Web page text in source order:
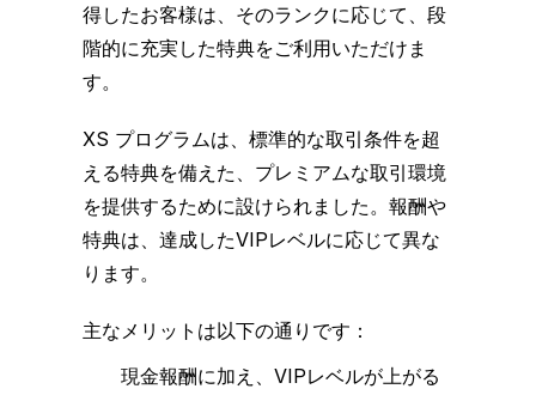
得したお客様は、そのランクに応じて、段
階的に充実した特典をご利用いただけま
す。
XS プログラムは、標準的な取引条件を超
える特典を備えた、プレミアムな取引環境
を提供するために設けられました。報酬や
特典は、達成したVIPレベルに応じて異な
ります。
主なメリットは以下の通りです：
現金報酬に加え、VIPレベルが上がる